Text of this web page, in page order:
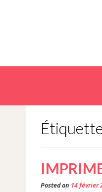
Posted on 14 février